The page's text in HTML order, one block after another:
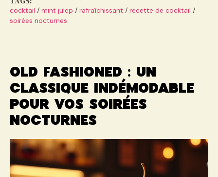
cocktail / mint julep / rafraîchissant / recette de cocktail /
soirées nocturnes
Old fashioned : un
classique indémodable
pour vos soirées
nocturnes